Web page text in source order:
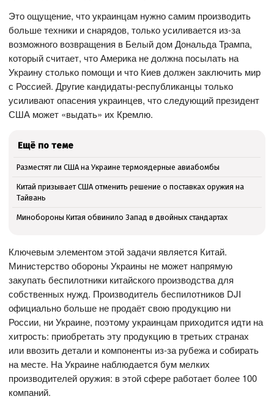
Это ощущение, что украинцам нужно самим производить
больше техники и снарядов, только усиливается из-за
возможного возвращения в Белый дом Дональда Трампа,
который считает, что Америка не должна посылать на
Украину столько помощи и что Киев должен заключить мир
с Россией. Другие кандидаты-республиканцы только
усиливают опасения украинцев, что следующий президент
США может «выдать» их Кремлю.
Ещё по теме
Разместят ли США на Украине термоядерные авиабомбы
Китай призывает США отменить решение о поставках оружия на
Тайвань
Минобороны Китая обвинило Запад в двойных стандартах
Ключевым элементом этой задачи является Китай.
Министерство обороны Украины не может напрямую
закупать беспилотники китайского производства для
собственных нужд. Производитель беспилотников DJI
официально больше не продаёт свою продукцию ни
России, ни Украине, поэтому украинцам приходится идти на
хитрость: приобретать эту продукцию в третьих странах
или ввозить детали и компоненты из-за рубежа и собирать
на месте. На Украине наблюдается бум мелких
производителей оружия: в этой сфере работает более 100
компаний.